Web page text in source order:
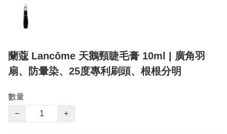
蘭蔻 Lancôme 天鵝頸睫毛膏 10ml | 廣角羽
扇、防暈染、25度專利刷頭、根根分明
數量
−
+